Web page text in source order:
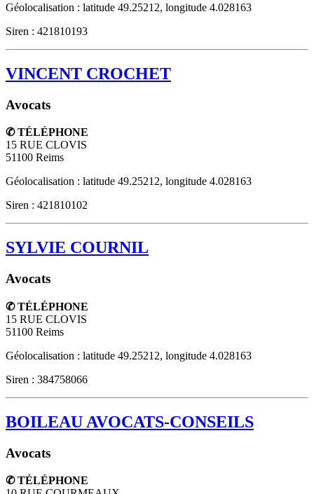
Géolocalisation : latitude 49.25212, longitude 4.028163
Siren : 421810193
VINCENT CROCHET
Avocats
✆ TÉLÉPHONE
15 RUE CLOVIS
51100 Reims
Géolocalisation : latitude 49.25212, longitude 4.028163
Siren : 421810102
SYLVIE COURNIL
Avocats
✆ TÉLÉPHONE
15 RUE CLOVIS
51100 Reims
Géolocalisation : latitude 49.25212, longitude 4.028163
Siren : 384758066
BOILEAU AVOCATS-CONSEILS
Avocats
✆ TÉLÉPHONE